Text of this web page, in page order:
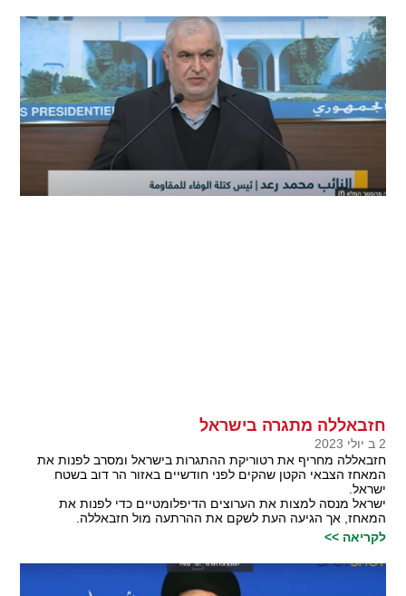
חזבאללה מתגרה בישראל
2 ב יולי 2023
חזבאללה מחריף את רטוריקת ההתגרות בישראל ומסרב לפנות את
המאחז הצבאי הקטן שהקים לפני חודשיים באזור הר דוב בשטח
ישראל.
ישראל מנסה למצות את הערוצים הדיפלומטיים כדי לפנות את
המאחז, אך הגיעה העת לשקם את ההרתעה מול חזבאללה.
לקריאה >>